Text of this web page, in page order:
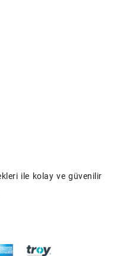
ile kolay ve güvenilir